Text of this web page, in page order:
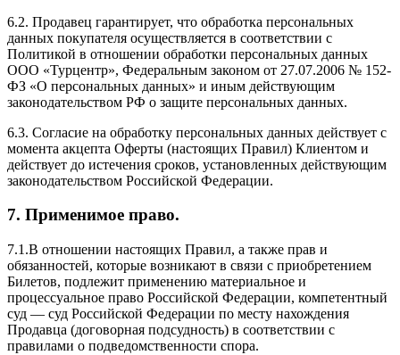
6.2. Продавец гарантирует, что обработка персональных
данных покупателя осуществляется в соответствии с
Политикой в отношении обработки персональных данных
ООО «Турцентр», Федеральным законом от 27.07.2006 № 152-
ФЗ «О персональных данных» и иным действующим
законодательством РФ о защите персональных данных.
6.3. Согласие на обработку персональных данных действует с
момента акцепта Оферты (настоящих Правил) Клиентом и
действует до истечения сроков, установленных действующим
законодательством Российской Федерации.
7. Применимое право.
7.1.В отношении настоящих Правил, а также прав и
обязанностей, которые возникают в связи с приобретением
Билетов, подлежит применению материальное и
процессуальное право Российской Федерации, компетентный
суд — суд Российской Федерации по месту нахождения
Продавца (договорная подсудность) в соответствии с
правилами о подведомственности спора.